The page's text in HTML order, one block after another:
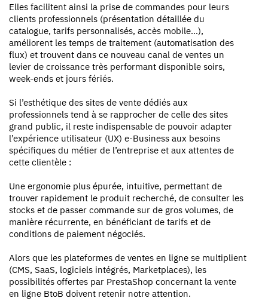
Elles facilitent ainsi la prise de commandes pour leurs
clients professionnels (présentation détaillée du
catalogue, tarifs personnalisés, accès mobile…),
améliorent les temps de traitement (automatisation des
flux) et trouvent dans ce nouveau canal de ventes un
levier de croissance très performant disponible soirs,
week-ends et jours fériés.
Si l’esthétique des sites de vente dédiés aux
professionnels tend à se rapprocher de celle des sites
grand public, il reste indispensable de pouvoir adapter
l’expérience utilisateur (UX) e-Business aux besoins
spécifiques du métier de l’entreprise et aux attentes de
cette clientèle :
Une ergonomie plus épurée, intuitive, permettant de
trouver rapidement le produit recherché, de consulter les
stocks et de passer commande sur de gros volumes, de
manière récurrente, en bénéficiant de tarifs et de
conditions de paiement négociés.
Alors que les plateformes de ventes en ligne se multiplient
(CMS, SaaS, logiciels intégrés, Marketplaces), les
possibilités offertes par PrestaShop concernant la vente
en ligne BtoB doivent retenir notre attention.